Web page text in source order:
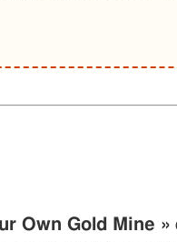
Own Gold Mine »